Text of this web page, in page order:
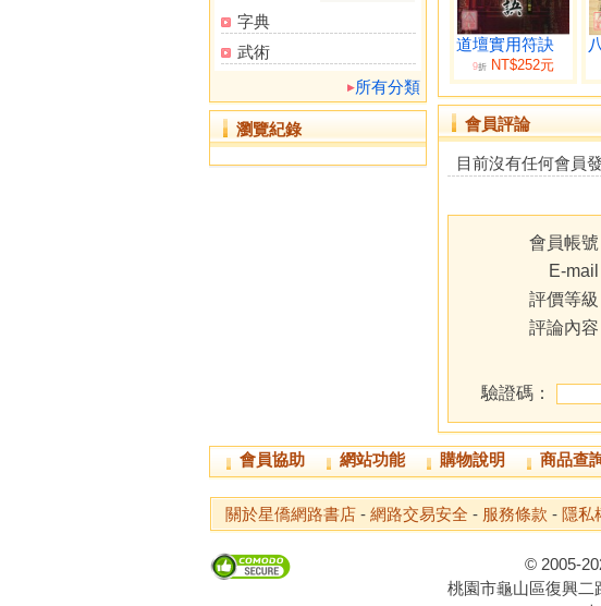
字典
武術
所有分類
瀏覽紀錄
道壇實用符訣
9折 NT$252元
會員評論
目前沒有任何會員
會員帳號
E-mail
評價等級
評論內容
驗證碼：
會員協助 網站功能 購物說明 商品查
關於星僑網路書店 - 網路交易安全 - 服務條款 - 隱私
© 2005-
桃園市龜山區復興二